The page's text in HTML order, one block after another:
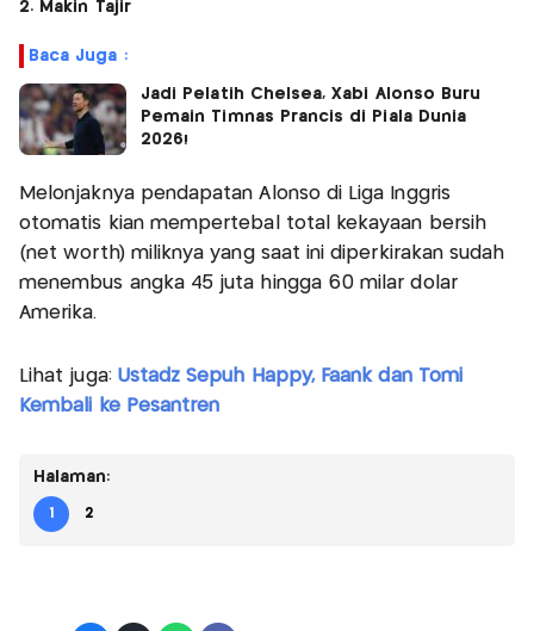
2. Makin Tajir
Baca Juga :
Jadi Pelatih Chelsea, Xabi Alonso Buru
Pemain Timnas Prancis di Piala Dunia
2026!
Melonjaknya pendapatan Alonso di Liga Inggris
otomatis kian mempertebal total kekayaan bersih
(net worth) miliknya yang saat ini diperkirakan sudah
menembus angka 45 juta hingga 60 milar dolar
Amerika.
Lihat juga: Ustadz Sepuh Happy, Faank dan Tomi
Kembali ke Pesantren
Halaman:
1 2